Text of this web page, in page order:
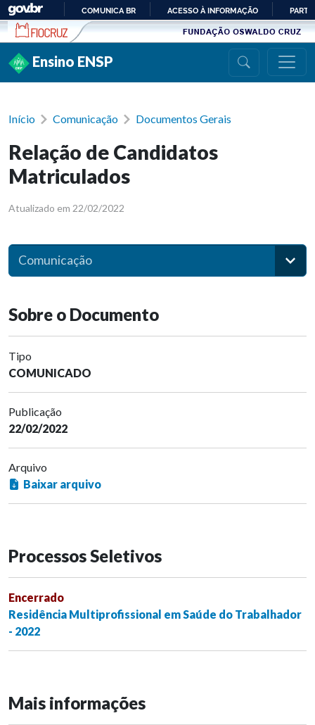
Ir para conteúdo
PARA
COMUNICA BR ACESSO À INFORMAÇÃO
Ensino ENSP
Início Comunicação Documentos Gerais
Relação de Candidatos
Matriculados
Atualizado em 22/02/2022
Comunicação
Sobre o Documento
Tipo
COMUNICADO
Publicação
22/02/2022
Arquivo
Baixar arquivo
Processos Seletivos
Encerrado
Residência Multiprofissional em Saúde do Trabalhador
- 2022
Mais informações